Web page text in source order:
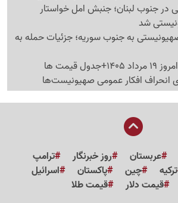
جنوب لبنان؛ جنبش امل خواستار
شد
به جنوب سوریه؛ جزئیات حمله به
قیمت ها
انحراف افکار عمومی صهیونیست‌ها
عربستان روز خبرنگار
ترامپ
ترکیه چین پاکستان
اسرائیل
قیمت دلار قیمت طلا